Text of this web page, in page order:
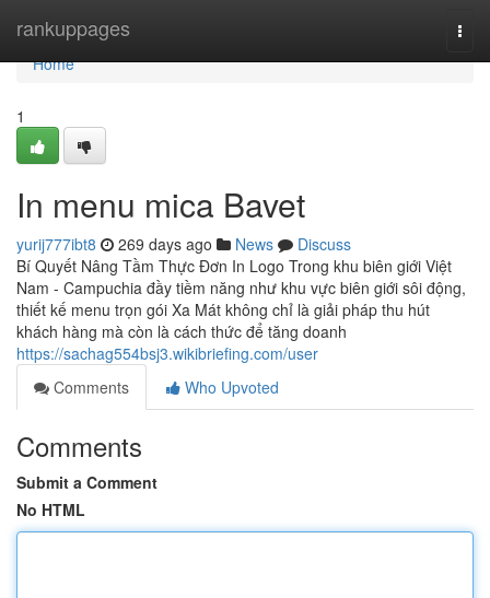
rankuppages
Home
Home
1
In menu mica Bavet
yurij777ibt8 269 days ago News
Discuss
Bí Quyết Nâng Tầm Thực Đơn In Logo Trong khu biên giới Việt
Nam - Campuchia đầy tiềm năng như khu vực biên giới sôi động,
thiết kế menu trọn gói Xa Mát không chỉ là giải pháp thu hút
khách hàng mà còn là cách thức để tăng doanh
https://sachag554bsj3.wikibriefing.com/user
Comments
Who Upvoted
Comments
Submit a Comment
No HTML